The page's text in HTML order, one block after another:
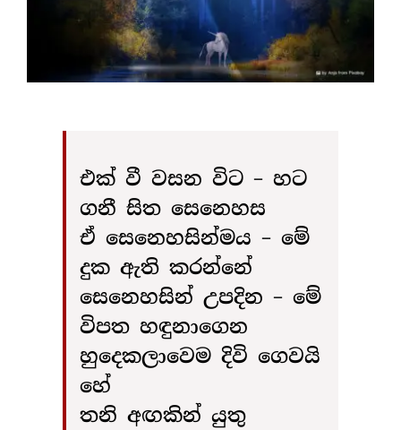
එක් වී වසන විට – හට
ගනී සිත සෙනෙහස
ඒ සෙනෙහසින්මය – මේ
දුක ඇති කරන්නේ
සෙනෙහසින් උපදින – මේ
විපත හඳුනාගෙන
හුදෙකලාවෙම දිවි ගෙවයි
හේ
තනි අඟකින් යුතු